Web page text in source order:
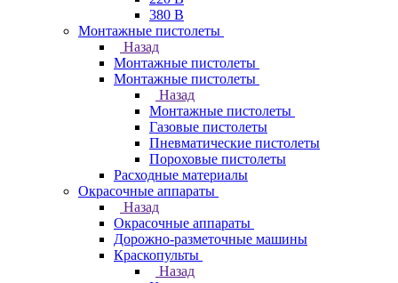
380 В
Монтажные пистолеты
Назад
Монтажные пистолеты
Монтажные пистолеты
Назад
Монтажные пистолеты
Газовые пистолеты
Пневматические пистолеты
Пороховые пистолеты
Расходные материалы
Окрасочные аппараты
Назад
Окрасочные аппараты
Дорожно-разметочные машины
Краскопульты
Назад